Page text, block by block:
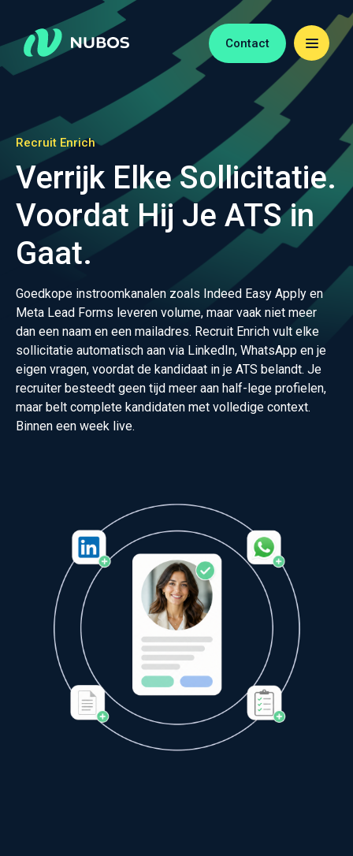
Contact
Recruit Enrich
Verrijk Elke Sollicitatie.
Voordat Hij Je ATS in
Gaat.
Goedkope instroomkanalen zoals Indeed Easy Apply en
Meta Lead Forms leveren volume, maar vaak niet meer
dan een naam en een mailadres. Recruit Enrich vult elke
sollicitatie automatisch aan via LinkedIn, WhatsApp en je
eigen vragen, voordat de kandidaat in je ATS belandt. Je
recruiter besteedt geen tijd meer aan half-lege profielen,
maar belt complete kandidaten met volledige context.
Binnen een week live.